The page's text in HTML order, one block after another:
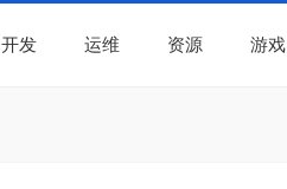
开发 运维 资源 游戏